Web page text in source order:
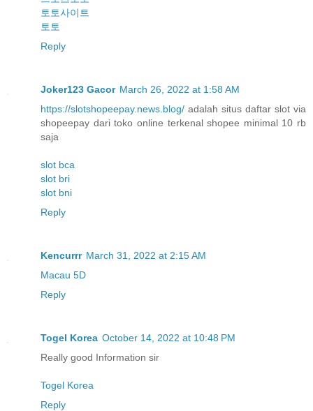
토토사이트
토토
Reply
Joker123 Gacor March 26, 2022 at 1:58 AM
https://slotshopeepay.news.blog/ adalah situs daftar slot via
shopeepay dari toko online terkenal shopee minimal 10 rb
saja
slot bca
slot bri
slot bni
Reply
Kencurrr March 31, 2022 at 2:15 AM
Macau 5D
Reply
Togel Korea October 14, 2022 at 10:48 PM
Really good Information sir
Togel Korea
Reply